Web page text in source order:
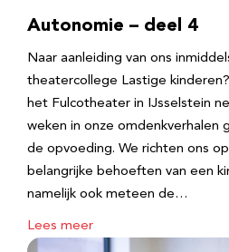
Autonomie – deel 4
Naar aanleiding van ons
theatercollege Lastige
het Fulcotheater in IJsselstein
weken in onze omdenkverhalen
de opvoeding. We richten ons
belangrijke behoeften van een
namelijk ook meteen de…
Lees meer